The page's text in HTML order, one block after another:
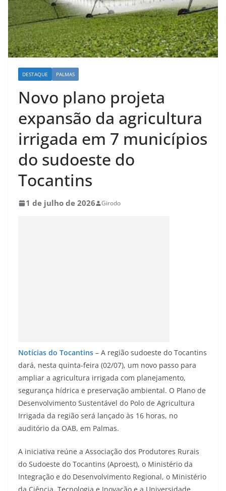
DESTAQUE PALMAS
Novo plano projeta
expansão da agricultura
irrigada em 7 municípios
do sudoeste do
Tocantins
1 de julho de 2026 Girodo
Notícias do Tocantins – A região sudoeste do Tocantins
dará, nesta quinta-feira (02/07), um novo passo para
ampliar a agricultura irrigada com planejamento,
segurança hídrica e preservação ambiental. O Plano de
Desenvolvimento Sustentável do Polo de Agricultura
Irrigada da região será lançado às 16 horas, no
auditório da OAB, em Palmas.
A iniciativa reúne a Associação dos Produtores Rurais
do Sudoeste do Tocantins (Aproest), o Ministério da
Integração e do Desenvolvimento Regional, o Ministério